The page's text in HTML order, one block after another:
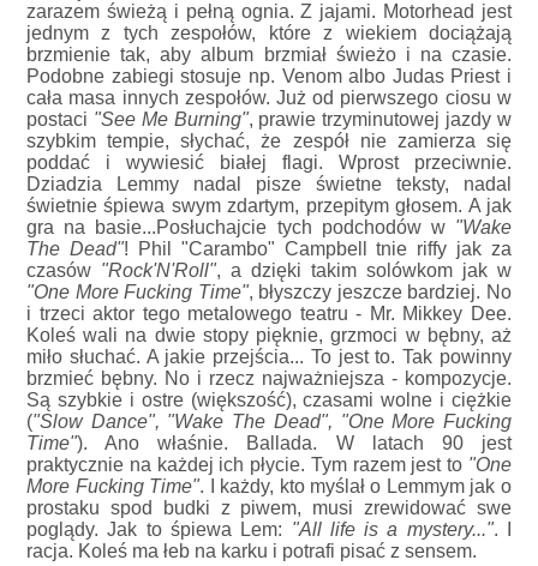
zarazem świeżą i pełną ognia. Z jajami. Motorhead jest
jednym z tych zespołów, które z wiekiem dociążają
brzmienie tak, aby album brzmiał świeżo i na czasie.
Podobne zabiegi stosuje np. Venom albo Judas Priest i
cała masa innych zespołów. Już od pierwszego ciosu w
postaci "See Me Burning", prawie trzyminutowej jazdy w
szybkim tempie, słychać, że zespół nie zamierza się
poddać i wywiesić białej flagi. Wprost przeciwnie.
Dziadzia Lemmy nadal pisze świetne teksty, nadal
świetnie śpiewa swym zdartym, przepitym głosem. A jak
gra na basie...Posłuchajcie tych podchodów w "Wake
The Dead"! Phil "Carambo" Campbell tnie riffy jak za
czasów "Rock'N'Roll", a dzięki takim solówkom jak w
"One More Fucking Time", błyszczy jeszcze bardziej. No
i trzeci aktor tego metalowego teatru - Mr. Mikkey Dee.
Koleś wali na dwie stopy pięknie, grzmoci w bębny, aż
miło słuchać. A jakie przejścia... To jest to. Tak powinny
brzmieć bębny. No i rzecz najważniejsza - kompozycje.
Są szybkie i ostre (większość), czasami wolne i ciężkie
("Slow Dance", "Wake The Dead", "One More Fucking
Time"). Ano właśnie. Ballada. W latach 90 jest
praktycznie na każdej ich płycie. Tym razem jest to "One
More Fucking Time". I każdy, kto myślał o Lemmym jak o
prostaku spod budki z piwem, musi zrewidować swe
poglądy. Jak to śpiewa Lem: "All life is a mystery...". I
racja. Koleś ma łeb na karku i potrafi pisać z sensem.